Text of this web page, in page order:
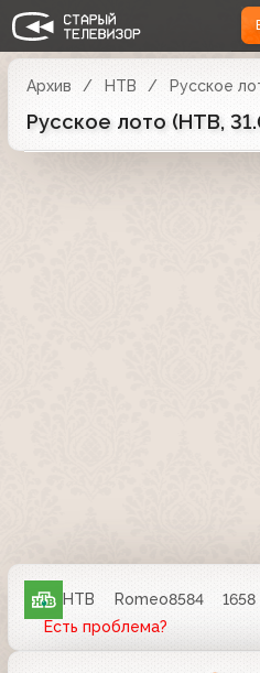
Архив НТВ Русское
Русское лото (НТВ,
НТВ Romeo8584 1658
Есть проблема?